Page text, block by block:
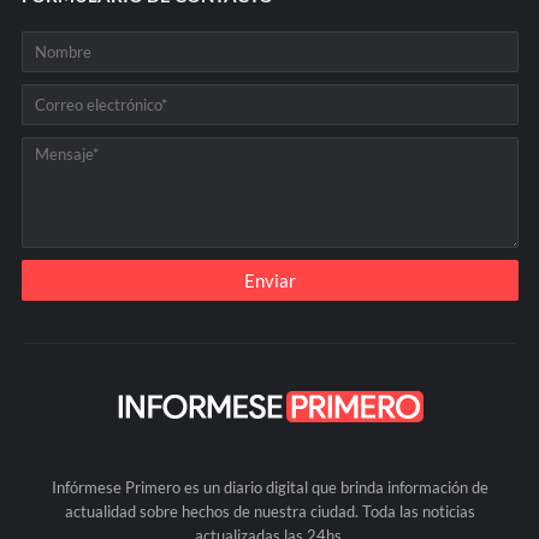
Infórmese Primero es un diario digital que brinda información de
actualidad sobre hechos de nuestra ciudad. Toda las noticias